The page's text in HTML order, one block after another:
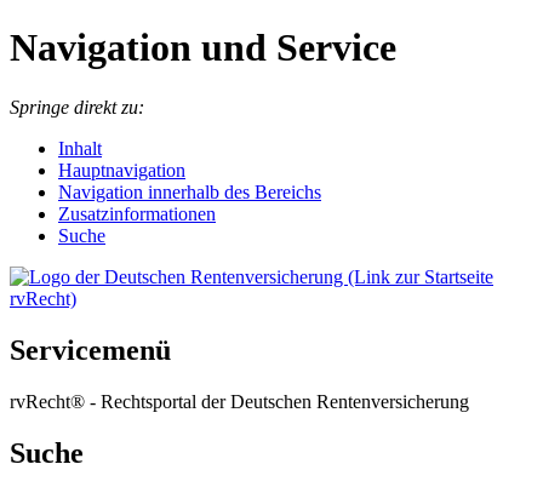
Navigation und Service
Springe direkt zu:
Inhalt
Hauptnavigation
Navigation innerhalb des Bereichs
Zusatzinformationen
Suche
Servicemenü
rvRecht® - Rechtsportal der Deutschen Rentenversicherung
Suche